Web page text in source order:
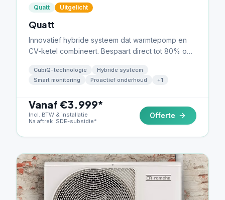
Quatt Uitgelicht
Quatt
Innovatief hybride systeem dat warmtepomp en
CV-ketel combineert. Bespaart direct tot 80% op
CubiQ-technologie
Hybride systeem
Smart monitoring
Proactief onderhoud +1
Vanaf €3.999*
Incl. BTW & installatie
Na aftrek ISDE-subsidie*
Offerte